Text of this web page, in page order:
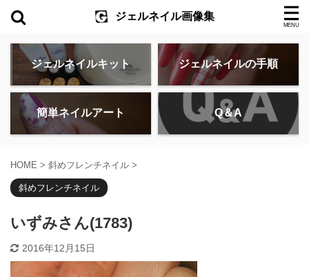
ジェルネイル画像集
ジェルネイルキット ジェルネイルの手順
簡単ネイルアート Q＆A
HOME > 斜めフレンチネイル >
斜めフレンチネイル
いずみさん(1783)
2016年12月15日